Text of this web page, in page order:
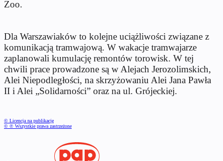
Zoo.
Dla Warszawiaków to kolejne uciążliwości związane z
komunikacją tramwajową. W wakacje tramwajarze
zaplanowali kumulację remontów torowisk. W tej
chwili prace prowadzone są w Alejach Jerozolimskich,
Alei Niepodległości, na skrzyżowaniu Alei Jana Pawła
II i Alei „Solidarności” oraz na ul. Grójeckiej.
© Licencja na publikację
© ℗ Wszystkie prawa zastrzeżone